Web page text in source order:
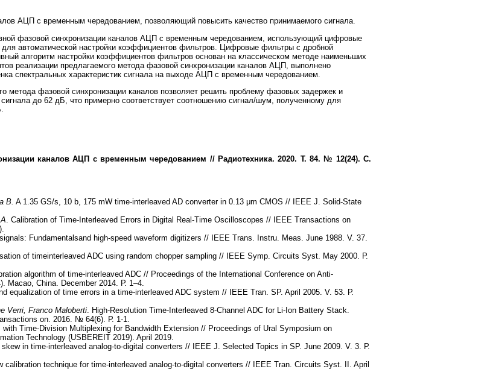
АЦП с временным чередованием, позволяющий повысить качество принимаемого сигнала.
фазовой синхронизации каналов АЦП с временным чередованием, использующий цифровые
автоматической настройки коэффициентов фильтров. Цифровые фильтры с дробной
алгоритм настройки коэффициентов фильтров основан на классическом методе наименьших
реализации предлагаемого метода фазовой синхронизации каналов АЦП, выполнено
спектральных характеристик сигнала на выходе АЦП с временным чередованием.
метода фазовой синхронизации каналов позволяет решить проблему фазовых задержек и
до 62 дБ, что примерно соответствует соотношению сигнал/шум, полученному для
каналов АЦП с временным чередованием // Радиотехника. 2020. Т. 84. № 12(24). С.
B. A 1.35 GS/s, 10 b, 175 mW time-interleaved AD converter in 0.13 μm CMOS // IEEE J. Solid-State
. Calibration of Time-Interleaved Errors in Digital Real-Time Oscilloscopes // IEEE Transactions on
Fundamentalsand high-speed waveform digitizers // IEEE Trans. Instru. Meas. June 1988. V. 37.
of timeinterleaved ADC using random chopper sampling // IEEE Symp. Circuits Syst. May 2000. Р.
algorithm of time-interleaved ADC // Proceedings of the International Conference on Anti-
Macao, China. December 2014. Р. 1–4.
equalization of time errors in a time-interleaved ADC system // IEEE Tran. SP. April 2005. V. 53. Р.
Verri, Franco Maloberti. High-Resolution Time-Interleaved 8-Channel ADC for Li-Ion Battery Stack.
on. 2016. № 64(6). Р. 1-1.
Time-Division Multiplexing for Bandwidth Extension // Proceedings of Ural Symposium on
Technology (USBEREIT 2019). April 2019.
in time-interleaved analog-to-digital converters // IEEE J. Selected Topics in SP. June 2009. V. 3. Р.
calibration technique for time-interleaved analog-to-digital converters // IEEE Tran. Circuits Syst. II. April